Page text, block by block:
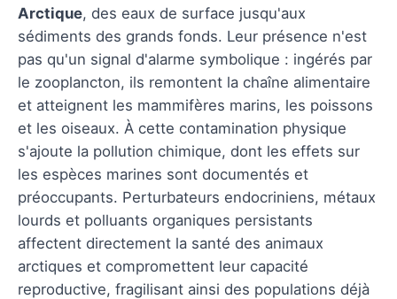
Arctique, des eaux de surface jusqu'aux
sédiments des grands fonds. Leur présence n'est
pas qu'un signal d'alarme symbolique : ingérés par
le zooplancton, ils remontent la chaîne alimentaire
et atteignent les mammifères marins, les poissons
et les oiseaux. À cette contamination physique
s'ajoute la pollution chimique, dont les effets sur
les espèces marines sont documentés et
préoccupants. Perturbateurs endocriniens, métaux
lourds et polluants organiques persistants
affectent directement la santé des animaux
arctiques et compromettent leur capacité
reproductive, fragilisant ainsi des populations déjà